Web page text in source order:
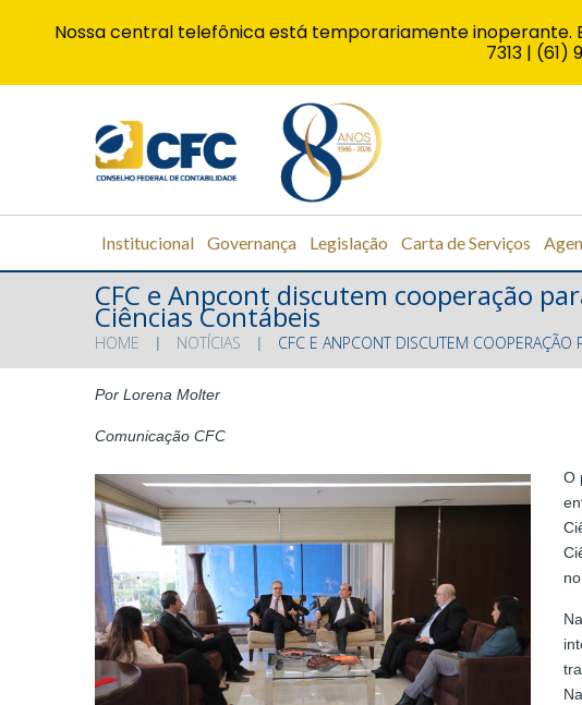
Institucional Governança Legislação Carta de Serviços
CFC e Anpcont discutem cooperação
Ciências Contábeis
HOME NOTÍCIAS CFC E ANPCONT DISCUTEM COOPERAÇÃO
Por Lorena Molter
Comunicação CFC
O
Nossa central telefônica está temporariamente inoperante.
7313 | (61)